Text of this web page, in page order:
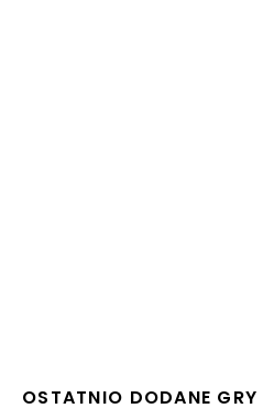
OSTATNIO DODANE GRY